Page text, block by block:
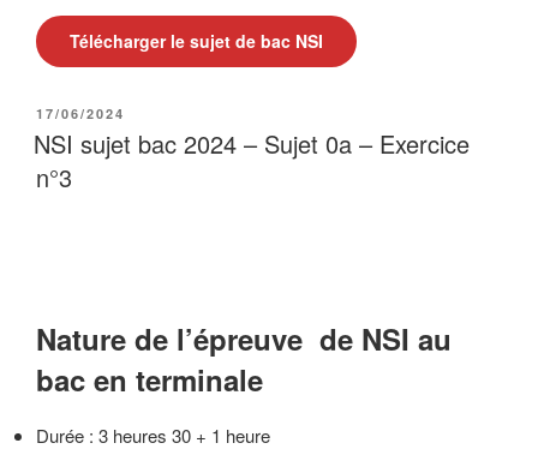
Télécharger le sujet de bac NSI
PUBLIÉ
LE
17/06/2024
NSI sujet bac 2024 – Sujet 0a – Exercice
n°3
Nature de l’épreuve de NSI au
bac en terminale
Durée : 3 heures 30 + 1 heure